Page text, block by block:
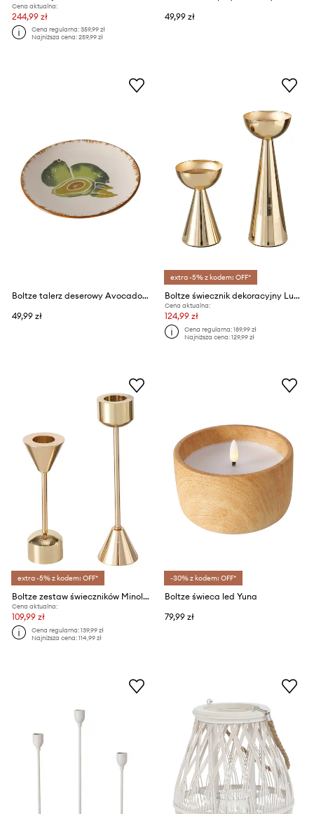
Cena aktualna:
244,99 zł
Cena regularna:359,99 zł
Najniższa cena:259,99 zł
49,99 zł
Boltze talerz deserowy Avocado 16 cm
49,99 zł
extra -5% z kodem: OFF*
Boltze świecznik dekoracyjny Luena 2-pack
Cena aktualna:
124,99 zł
Cena regularna:189,99 zł
Najniższa cena:129,99 zł
extra -5% z kodem: OFF*
Boltze zestaw świeczników Minolo 2-pack
Cena aktualna:
109,99 zł
Cena regularna:139,99 zł
Najniższa cena:114,99 zł
-30% z kodem: OFF*
Boltze świeca led Yuna
79,99 zł